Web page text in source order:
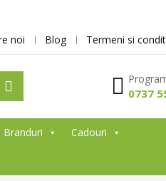
noi Blog Termeni si
0737
Branduri Cadouri